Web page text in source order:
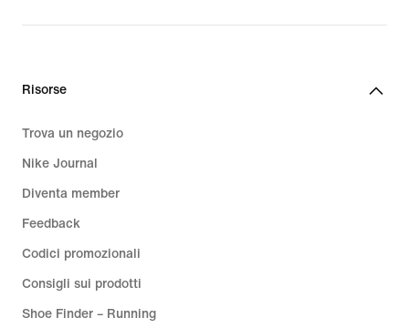
CHF
Risorse
Trova un negozio
Nike Journal
Diventa member
Feedback
Codici promozionali
Consigli sui prodotti
Shoe Finder – Running